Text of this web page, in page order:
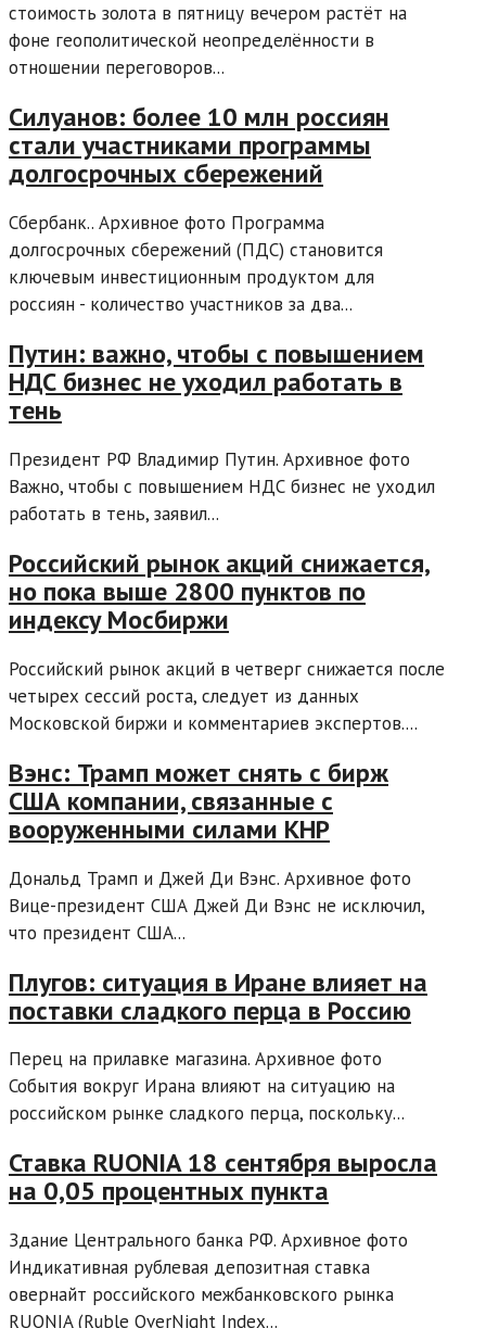
стоимость золота в пятницу вечером растёт на
фоне геополитической неопределённости в
отношении переговоров...
Силуанов: более 10 млн россиян
стали участниками программы
долгосрочных сбережений
Сбербанк.. Архивное фото Программа
долгосрочных сбережений (ПДС) становится
ключевым инвестиционным продуктом для
россиян - количество участников за два...
Путин: важно, чтобы с повышением
НДС бизнес не уходил работать в
тень
Президент РФ Владимир Путин. Архивное фото
Важно, чтобы с повышением НДС бизнес не уходил
работать в тень, заявил...
Российский рынок акций снижается,
но пока выше 2800 пунктов по
индексу Мосбиржи
Российский рынок акций в четверг снижается после
четырех сессий роста, следует из данных
Московской биржи и комментариев экспертов....
Вэнс: Трамп может снять с бирж
США компании, связанные с
вооруженными силами КНР
Дональд Трамп и Джей Ди Вэнс. Архивное фото
Вице-президент США Джей Ди Вэнс не исключил,
что президент США...
Плугов: ситуация в Иране влияет на
поставки сладкого перца в Россию
Перец на прилавке магазина. Архивное фото
События вокруг Ирана влияют на ситуацию на
российском рынке сладкого перца, поскольку...
Ставка RUONIA 18 сентября выросла
на 0,05 процентных пункта
Здание Центрального банка РФ. Архивное фото
Индикативная рублевая депозитная ставка
овернайт российского межбанковского рынка
RUONIA (Ruble OverNight Index...